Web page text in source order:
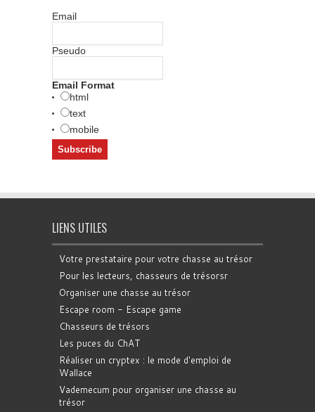
Email
Pseudo
Email Format
html
text
mobile
LIENS UTILES
Votre prestataire pour votre chasse au trésor
Pour les lecteurs, chasseurs de trésorsr
Organiser une chasse au trésor
Escape room - Escape game
Chasseurs de trésors
Les puces du ChAT
Réaliser un cryptex : le mode d'emploi de
Wallace
Vademecum pour organiser une chasse au
trésor